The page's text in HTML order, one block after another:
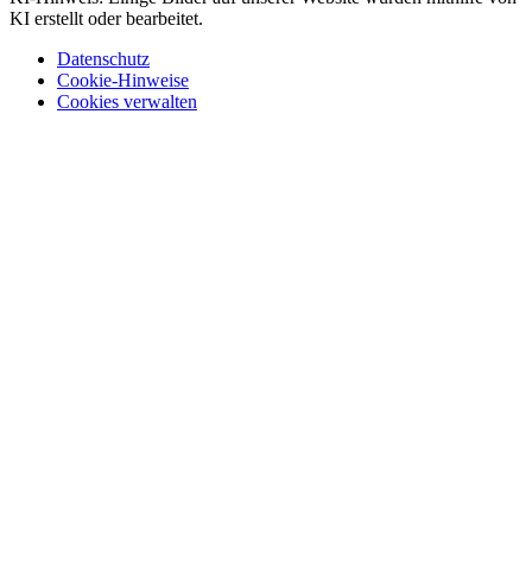
KI erstellt oder bearbeitet.
Datenschutz
Cookie-Hinweise
Cookies verwalten